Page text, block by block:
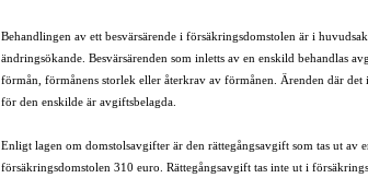
Behandlingen av ett besvärsärende i försäkringsdomstolen är i
ändringsökande. Besvärsärenden som inletts av en enskild behandlas
förmån, förmånens storlek eller återkrav av förmånen. Ärenden där
för den enskilde är avgiftsbelagda.
Enligt lagen om domstolsavgifter är den rättegångsavgift som tas ut av
försäkringsdomstolen 310 euro. Rättegångsavgift tas inte ut i